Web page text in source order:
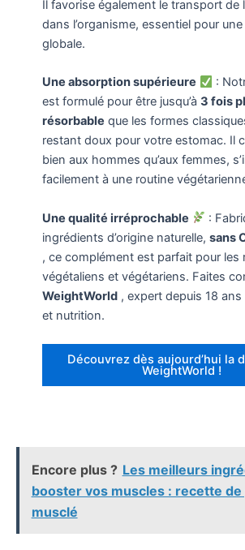
Il favorise également le transport de
dans l’organisme, essentiel pour
globale.
Une absorption supérieure :
est formulé pour être jusqu’à 3 fois
résorbable que les formes
restant doux pour votre estomac. Il
bien aux hommes qu’aux femmes,
facilement à une routine
Une qualité irréprochable
:
ingrédients d’origine naturelle, sans
, ce complément est parfait pour les
végétaliens et végétariens. Faites
WeightWorld, expert depuis 18
et nutrition.
Découvrez dès aujourd’hui la
WeightWorld !
Encore plus ? Les meilleurs
booster vos muscles : recette de
musclé